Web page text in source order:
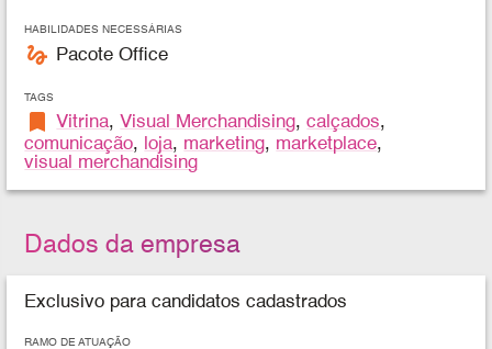
HABILIDADES NECESSÁRIAS
gesture Pacote Office
TAGS
bookmark Vitrina, Visual Merchandising,calçados,
comunicação, loja, marketing, marketplace,
visual merchandising
Dados da empresa
Exclusivo para candidatos cadastrados
RAMO DE ATUAÇÃO